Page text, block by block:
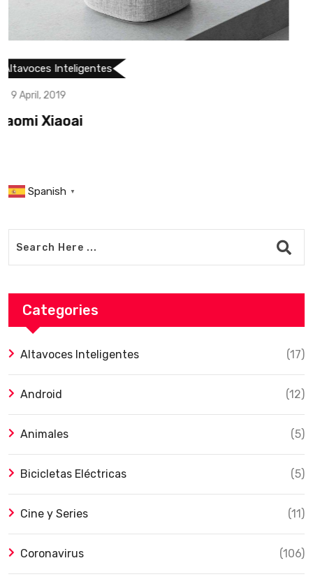
Altavoces Inteligentes
Amazon Echo Plus (2ª Generación)
Spanish ▼
Categories
Altavoces Inteligentes (17)
Android (12)
Animales (5)
Bicicletas Eléctricas (5)
Cine y Series (11)
Coronavirus (106)